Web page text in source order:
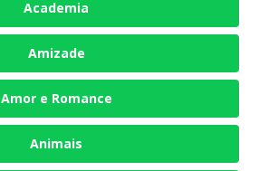
Academia
Amizade
Amor e Romance
Animais